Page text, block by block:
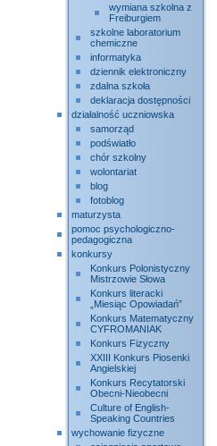
wymiana szkolna z
Freiburgiem
szkolne laboratorium
chemiczne
informatyka
dziennik elektroniczny
zdalna szkoła
deklaracja dostępności
działalność uczniowska
samorząd
podświatło
chór szkolny
wolontariat
blog
fotoblog
maturzysta
pomoc psychologiczno-
pedagogiczna
konkursy
Konkurs Polonistyczny
Mistrzowie Słowa
Konkurs literacki
„Miesiąc Opowiadań”
Konkurs Matematyczny
CYFROMANIAK
Konkurs Fizyczny
XXIII Konkurs Piosenki
Angielskiej
Konkurs Recytatorski
Obecni-Nieobecni
Culture of English-
Speaking Countries
wychowanie fizyczne